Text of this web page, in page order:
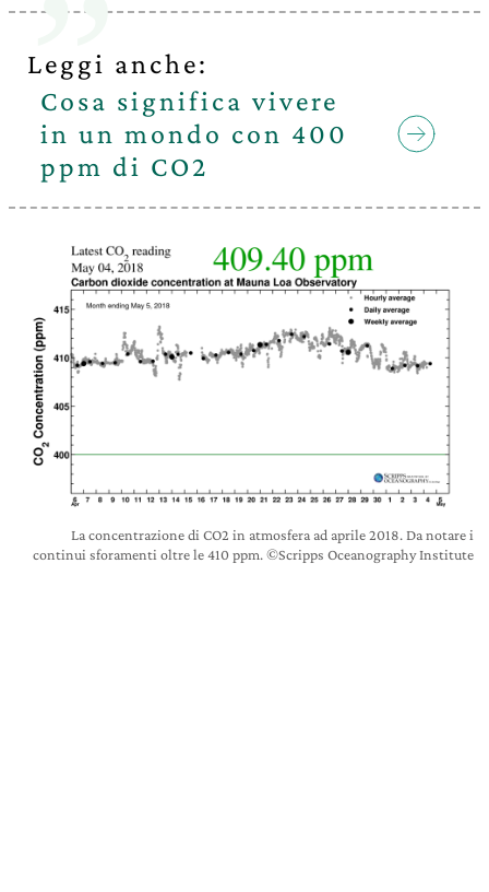
Leggi anche:
Cosa significa vivere
in un mondo con 400
ppm di CO2
La concentrazione di CO2 in atmosfera ad aprile 2018. Da notare i
continui sforamenti oltre le 410 ppm. ©Scripps Oceanography Institute